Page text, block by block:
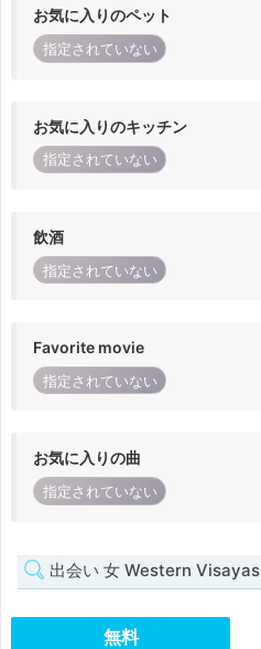
お気に入りのペット
指定されていない
お気に入りのキッチン
指定されていない
飲酒
指定されていない
Favorite movie
指定されていない
お気に入りの曲
指定されていない
出会い 女 Western Visayas
無料